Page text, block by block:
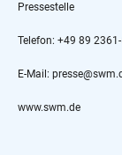
Pressestelle
Telefon: +49 89
E-Mail:
www.swm.de